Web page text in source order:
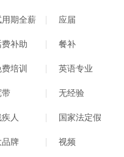
用期全薪 应届
费补助 餐补
培训 英语专业
带 无经验
人 国家法定假
品牌 视频